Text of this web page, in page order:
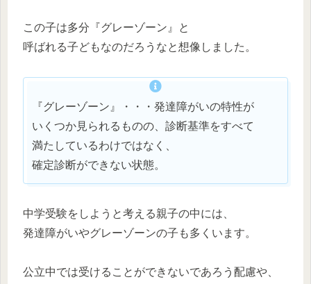
この子は多分『グレーゾーン』と
呼ばれる子どもなのだろうなと想像しました。
『グレーゾーン』・・・発達障がいの特性が
いくつか見られるものの、診断基準をすべて
満たしているわけではなく、
確定診断ができない状態。
中学受験をしようと考える親子の中には、
発達障がいやグレーゾーンの子も多くいます。
公立中では受けることができないであろう配慮や、